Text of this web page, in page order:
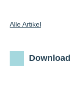
Alle Artikel
Download